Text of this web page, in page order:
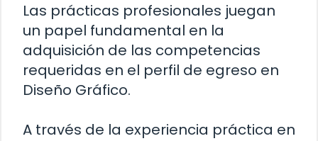
Las prácticas profesionales juegan
un papel fundamental en la
adquisición de las competencias
requeridas en el perfil de egreso en
Diseño Gráfico.
A través de la experiencia práctica en